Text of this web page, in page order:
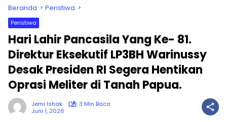
Beranda Peristiwa
Peristiwa
Hari Lahir Pancasila Yang Ke- 81.
Direktur Eksekutif LP3BH Warinussy
Desak Presiden RI Segera Hentikan
Oprasi Meliter di Tanah Papua.
Jemi Ishak
3 Min Baca
Juni 1, 2026